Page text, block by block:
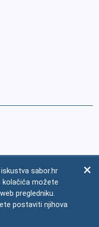
sabor.hr
kolačića možete
pregledniku.
postaviti njihova